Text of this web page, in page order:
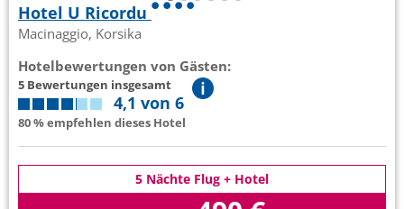
Hotel U Ricordu
Macinaggio, Korsika
Hotelbewertungen von Gästen:
5 Bewertungen insgesamt
4,1 von 6
80 % empfehlen dieses Hotel
5 Nächte Flug + Hotel